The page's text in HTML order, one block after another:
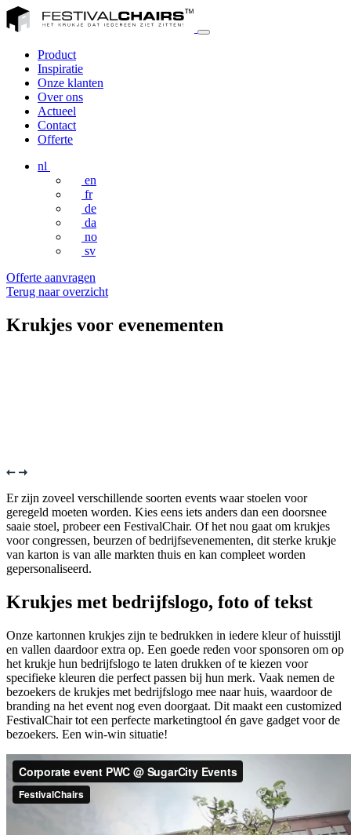
Product
Inspiratie
Onze klanten
Over ons
Actueel
Contact
Offerte
nl
en
fr
de
da
no
sv
Offerte aanvragen
Terug naar overzicht
Krukjes voor evenementen
Er zijn zoveel verschillende soorten events waar stoelen voor
geregeld moeten worden. Kies eens iets anders dan een doorsnee
saaie stoel, probeer een FestivalChair. Of het nou gaat om krukjes
voor congressen, beurzen of bedrijfsevenementen, dit sterke krukje
van karton is van alle markten thuis en kan compleet worden
gepersonaliseerd.
Krukjes met bedrijfslogo, foto of tekst
Onze kartonnen krukjes zijn te bedrukken in iedere kleur of huisstijl
en vallen daardoor extra op. Een goede reden voor sponsoren om op
het krukje hun bedrijfslogo te laten drukken of te kiezen voor
specifieke kleuren die perfect passen bij hun merk. Vaak nemen de
bezoekers de krukjes met bedrijfslogo mee naar huis, waardoor de
branding na het event nog even doorgaat. Dit maakt een customized
FestivalChair tot een perfecte marketingtool én gave gadget voor de
bezoekers. Een win-win situatie!